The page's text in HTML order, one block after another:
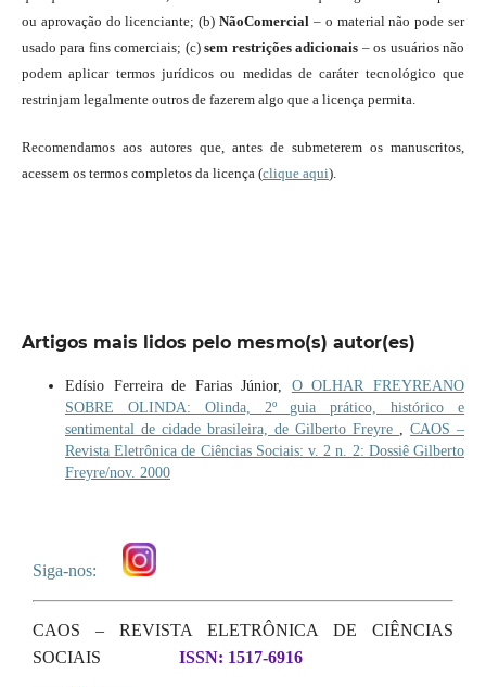
ou aprovação do licenciante; (b)NãoComercial – o material não pode ser
usado para fins comerciais; (c)sem restrições adicionais – os usuários não
podem aplicar termos jurídicos ou medidas de caráter tecnológico que
restrinjam legalmente outros de fazerem algo que a licença permita.
Recomendamos aos autores que, antes de submeterem os manuscritos,
acessem os termos completos da licença (clique aqui).
Artigos mais lidos pelo mesmo(s) autor(es)
Edísio Ferreira de Farias Júnior, O OLHAR FREYREANO
SOBRE OLINDA: Olinda, 2º guia prático, histórico e
sentimental de cidade brasileira, de Gilberto Freyre
,CAOS –
Revista Eletrônica de Ciências Sociais: v. 2 n. 2: Dossiê Gilberto
Freyre/nov. 2000
Siga-nos:
CAOS – REVISTA ELETRÔNICA DE CIÊNCIAS
SOCIAIS
ISSN: 1517-6916